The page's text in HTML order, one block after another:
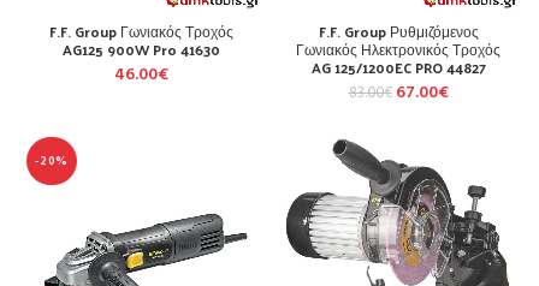
F.F. Group Γωνιακός Τροχός
AG125 900W Pro 41630
46.00€
F.F. Group Ρυθμιζόμενος
Γωνιακός Ηλεκτρονικός Τροχός
AG 125/1200EC PRO 44827
83.00€ 67.00€
-20%